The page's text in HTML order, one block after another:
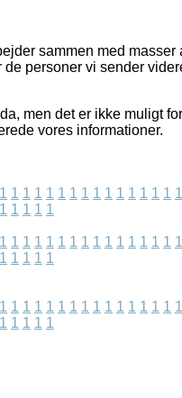
sammen med masser
personer vi sender
men det er ikke muligt
vores informationer.
1 1 1 1 1 1 1 1 1 1 1 1 1 1 1 1
1 1 1 1 1
1 1 1 1 1 1 1 1 1 1 1 1 1 1 1 1
1 1 1 1 1
1 1 1 1 1 1 1 1 1 1 1 1 1 1 1 1
1 1 1 1 1